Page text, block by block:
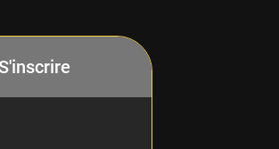
S'inscrire